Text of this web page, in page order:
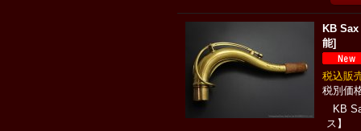
KB
能]
税込
KB
ス】